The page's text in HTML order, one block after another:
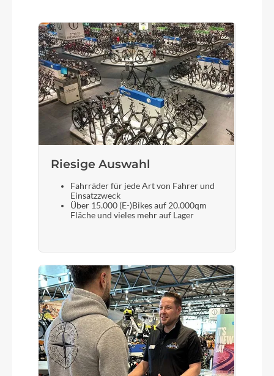
Motor
Bosch Drive Unit Performance Line CX-R 100Nm
(BDU38)
Kette
Sram XX Eagle Transmission
Gewicht
Akku
Laufradgröße
29 Zoll
Schalthebel
Sram AXS™ Pod Ultimate Controller
Riesige Auswahl
Fahrräder für jede Art von Fahrer und
Einsatzzweck
Über 15.000 (E-)Bikes auf 20.000qm
Fläche und vieles mehr auf Lager